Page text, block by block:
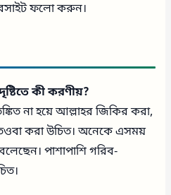
ফলো করুন।
কী করণীয়?
না হয়ে আল্লাহর জিকির করা,
করা উচিত। অনেকে এসময়
পাশাপাশি গরিব-